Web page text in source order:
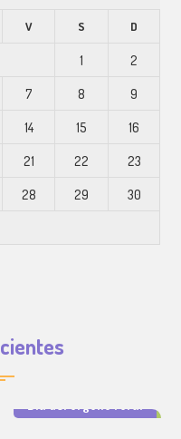
V S D
1 2
7 8 9
14 15 16
21 22 23
28 29 30